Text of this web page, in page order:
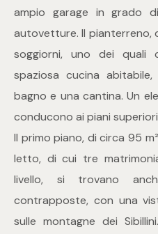
ampio garage in grado
autovetture. Il pianterreno,
soggiorni, uno dei quali
spaziosa cucina
bagno e una cantina. Un
conducono ai piani
Il primo piano, di circa 95
letto, di cui tre
livello, si trovano
contrapposte, con una
sulle montagne dei